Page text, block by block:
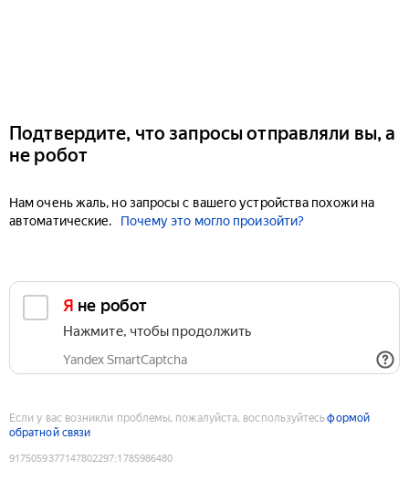
Подтвердите, что запросы отправляли вы, а
не робот
Нам очень жаль, но запросы с вашего устройства похожи на
автоматические.
Почему это могло произойти?
Я не робот
Нажмите, чтобы продолжить
Yandex SmartCaptcha
Если у вас возникли проблемы, пожалуйста, воспользуйтесьформой
обратной связи
9175059377147802297:1785986480